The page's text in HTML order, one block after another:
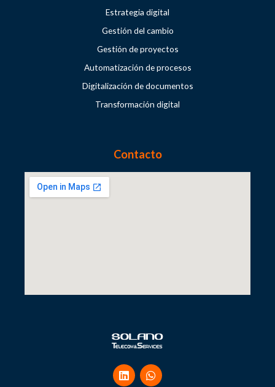
Estrategia digital
Gestión del cambio
Gestión de proyectos
Automatización de procesos
Digitalización de documentos
Transformación digital
Contacto